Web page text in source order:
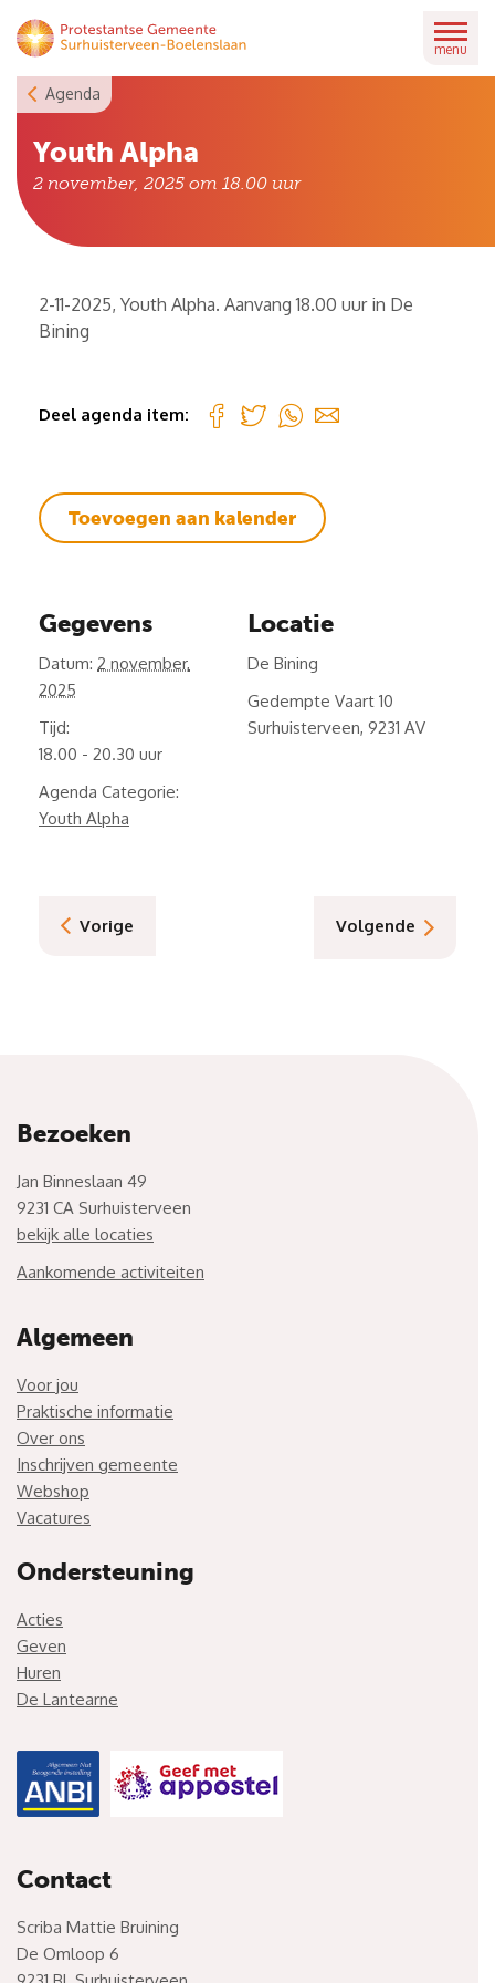
Skip
to
menu
Agenda
Youth Alpha
2 november, 2025 om 18.00 uur
2-11-2025, Youth Alpha. Aanvang 18.00 uur in De
Bining
Deel agenda item:
Toevoegen aan kalender
Gegevens
Datum: 2 november,
2025
Tijd:
18.00 - 20.30
Agenda Categorie:
Youth Alpha
Locatie
De Bining
Gedempte Vaart 10
Surhuisterveen, 9231 AV
Vorige Volgende
Bezoeken
Jan Binneslaan 49
9231 CA Surhuisterveen
bekijk alle locaties
Aankomende activiteiten
Algemeen
Voor jou
Praktische informatie
Over ons
Inschrijven gemeente
Webshop
Vacatures
Ondersteuning
Acties
Geven
Huren
De Lantearne
Contact
Scriba Mattie Bruining
De Omloop 6